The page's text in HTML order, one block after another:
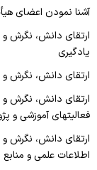
آشنا نمودن اعضای
ارتقای دانش، نگرش
یادگیری
ارتقای دانش، نگرش
ارتقای دانش، نگرش
فعالیتهای آموزشی و
ارتقای دانش، نگرش
اطلاعات علمی و منابع